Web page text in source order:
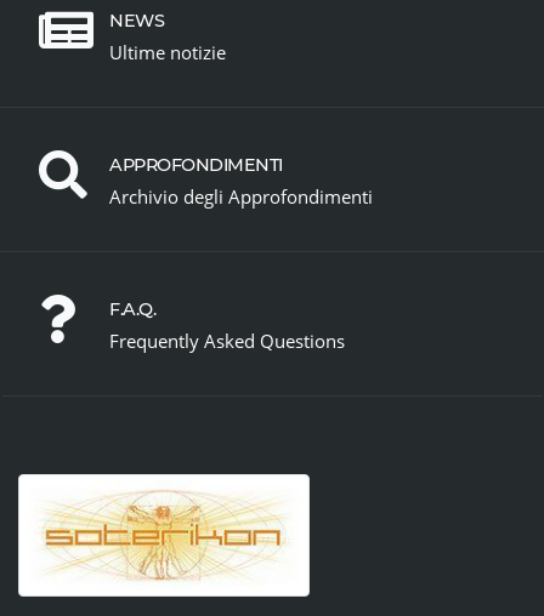
NEWS
Ultime notizie
APPROFONDIMENTI
Archivio degli Approfondimenti
F.A.Q.
Frequently Asked Questions